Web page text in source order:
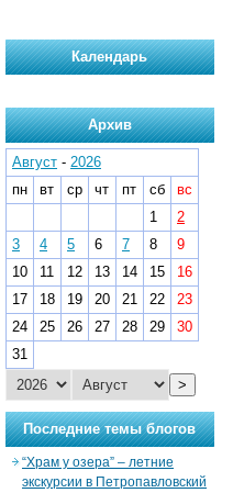
Календарь
Архив
Август - 2026
пн
вт ср чт пт сб
вс
1
2
3
4 5 6 7 8
9
10
11 12 13 14 15
16
17
18 19 20 21 22
23
24
25 26 27 28 29
30
31
>
Последние темы блогов
“Храм у озера” – летние
экскурсии в Петропавловский